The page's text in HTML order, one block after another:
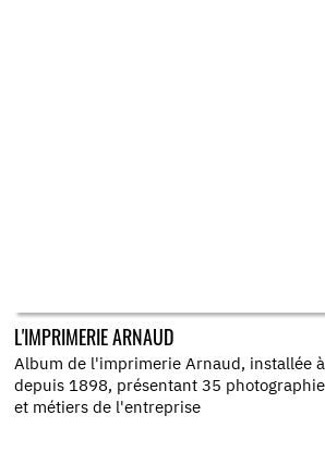
L'IMPRIMERIE ARNAUD
Album de l'imprimerie Arnaud, installée
depuis 1898, présentant 35
et métiers de l'entreprise